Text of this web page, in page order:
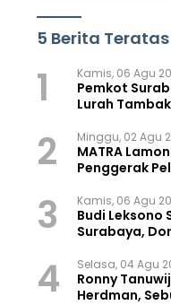
5 Berita
1 Kamis, 06 Agu
Pemkot
Lurah
2 Minggu, 02 Agu
MATRA
Penggerak
3 Kamis, 06 Agu
Budi Leksono
Surabaya,
4 Selasa, 04 Agu
Ronny
Herdman,